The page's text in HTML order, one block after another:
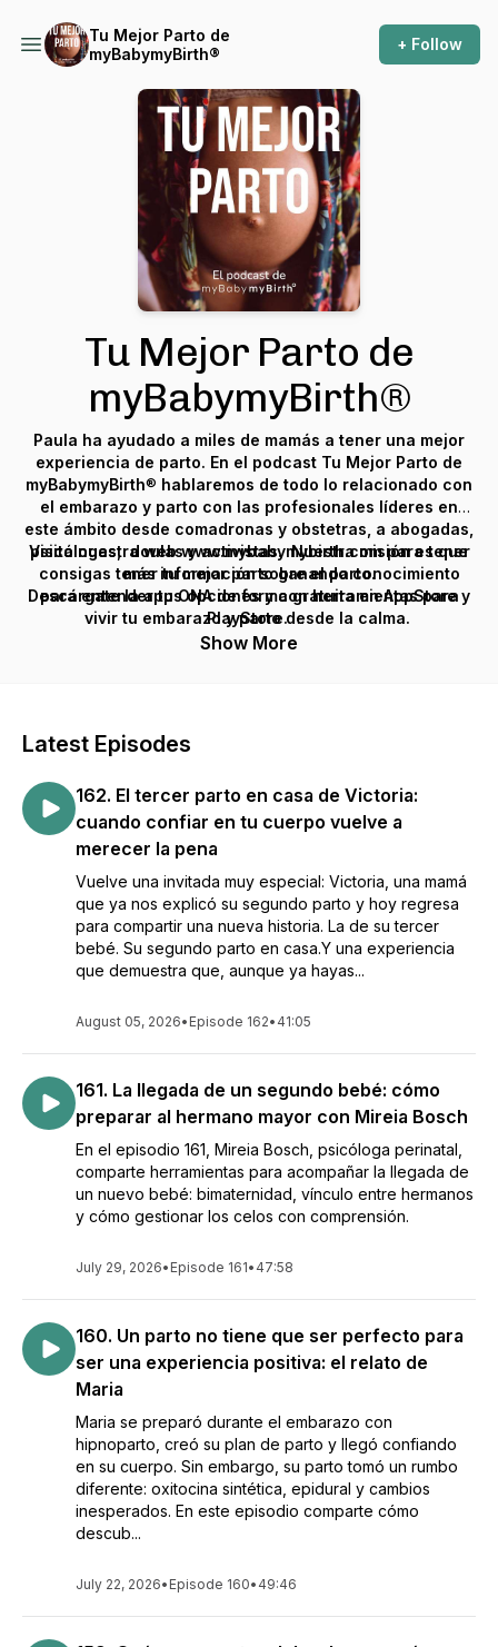
Tu Mejor Parto de
myBabymyBirth®
+ Follow
Tu Mejor Parto de
myBabymyBirth®
Paula ha ayudado a miles de mamás a tener una mejor
experiencia de parto. En el podcast Tu Mejor Parto de
myBabymyBirth® hablaremos de todo lo relacionado con
el embarazo y parto con las profesionales líderes en
este ámbito desde comadronas y obstetras, a abogadas,
psicólogas, doulas y activistas. Nuestra misión es que
consigas tener tu mejor parto ganando conocimiento
para entender tus opciones y con herramientas para
vivir tu embarazo y parto desde la calma.
Visita nuestra web www.mybabymybirth.com para tener
más información sobre el parto.
Descárgate la app ONA de forma gratuita en AppStore y
PlayStore.
Únete a miles de mamás que ya se han preparado con
Show More
Latest Episodes
162. El tercer parto en casa de Victoria:
cuando confiar en tu cuerpo vuelve a
merecer la pena
Vuelve una invitada muy especial: Victoria, una mamá
que ya nos explicó su segundo parto y hoy regresa
para compartir una nueva historia. La de su tercer
bebé. Su segundo parto en casa.Y una experiencia
que demuestra que, aunque ya hayas...
August 05, 2026• Episode 162• 41:05
161. La llegada de un segundo bebé: cómo
preparar al hermano mayor con Mireia Bosch
En el episodio 161, Mireia Bosch, psicóloga perinatal,
comparte herramientas para acompañar la llegada de
un nuevo bebé: bimaternidad, vínculo entre hermanos
y cómo gestionar los celos con comprensión.
July 29, 2026• Episode 161• 47:58
160. Un parto no tiene que ser perfecto para
ser una experiencia positiva: el relato de
Maria
Maria se preparó durante el embarazo con
hipnoparto, creó su plan de parto y llegó confiando
en su cuerpo. Sin embargo, su parto tomó un rumbo
diferente: oxitocina sintética, epidural y cambios
inesperados. En este episodio comparte cómo
descub...
July 22, 2026• Episode 160• 49:46